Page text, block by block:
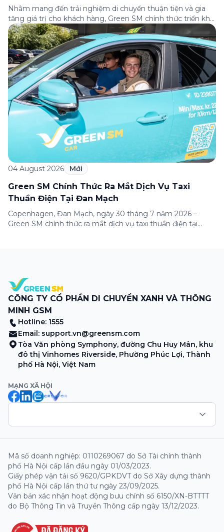
chuyển thuận tiện cho khách hàng
Nhằm mang đến trải nghiệm di chuyển thuận tiện và gia
tăng giá trị cho khách hàng, Green SM chính thức triển khai
chương trình hợp tác cùng hệ thống nhà hàng Dao Niu
Guo – Lẩu bò tươi Triều Châu trên toàn quốc. Theo đó,
khách hàng sử dụng các dịch vụ của Green […]
04 August 2026 Mới
Green SM Chính Thức Ra Mắt Dịch Vụ Taxi
Thuần Điện Tại Đan Mạch
Copenhagen, Đan Mạch, ngày 30 tháng 7 năm 2026 –
Green SM chính thức ra mắt dịch vụ taxi thuần điện tại
CÔNG TY CỔ PHẦN DI CHUYỂN XANH VÀ THÔNG
MINH GSM
Hotline: 1555
Email: support.vn@greensm.com
Tòa Văn phòng Symphony, đường Chu Huy Mân, khu
đô thị Vinhomes Riverside, Phường Phúc Lợi, Thành
phố Hà Nội, Việt Nam
MẠNG XÃ HỘI
Mã số doanh nghiệp: 0110269067 do Sở Tài chính thành
phố Hà Nội cấp lần đầu ngày 01/03/2023.
Giấy phép vận tải số 9620/GPKDVT do Sở Xây dựng thành
phố Hà Nội cấp lần thứ tư ngày 23/09/2025.
Văn bản xác nhận hoạt động bưu chính số 6150/XN-BTTTT
do Bộ Thông Tin và Truyền Thông cấp ngày 13/12/2023.